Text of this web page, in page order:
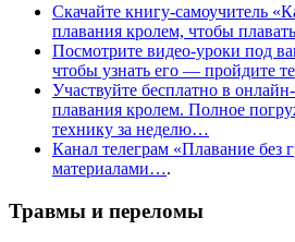
Скачайте книгу-самоучитель
плавания кролем, чтобы
Посмотрите видео-уроки под
чтобы узнать его — пройдите
Участвуйте бесплатно в
плавания кролем. Полное
технику за неделю…
Канал телеграм «Плавание без
материалами….
Травмы и переломы